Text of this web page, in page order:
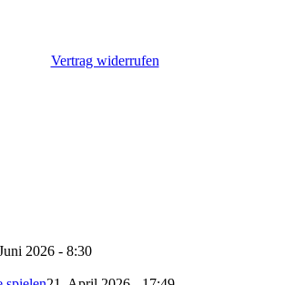
Vertrag widerrufen
2026 - 8:30